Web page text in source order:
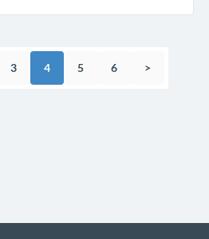
3 4 5 6 >